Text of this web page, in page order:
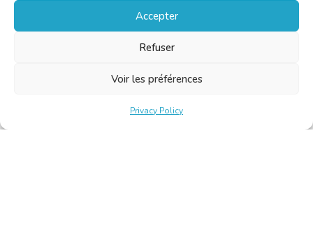
Accepter
Refuser
Voir les préférences
Privacy Policy